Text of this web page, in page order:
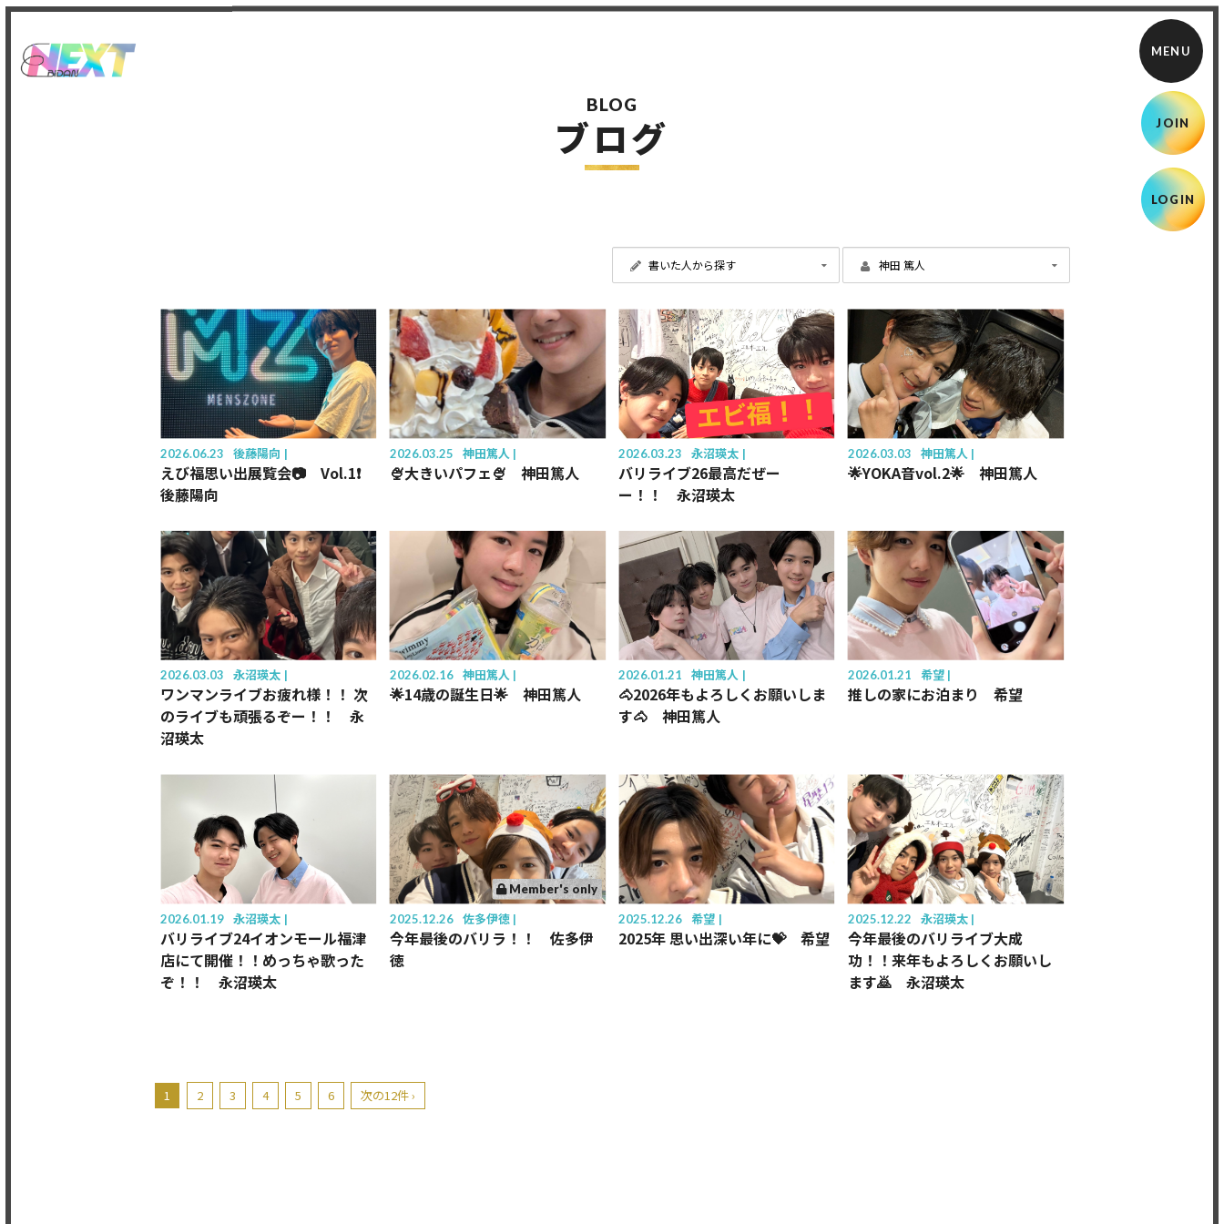
JOIN
LOGIN
BLOG
ブログ
2026.06.23 後藤陽向
えび福思い出展覧会📷 Vol.1❗️
後藤陽向
2026.03.25 神田篤人
🍨大きいパフェ🍨 神田篤人
2026.03.23 永沼瑛太
バリライブ26最高だぜー
ー！！ 永沼瑛太
2026.03.03 神田篤人
🌟YOKA音vol.2🌟 神田篤人
2026.03.03 永沼瑛太
ワンマンライブお疲れ様！！ 次
のライブも頑張るぞー！！ 永
沼瑛太
2026.02.16 神田篤人
🌟14歳の誕生日🌟 神田篤人
2026.01.21 神田篤人
🐴2026年もよろしくお願いしま
す🐴 神田篤人
2026.01.21 希望
推しの家にお泊まり 希望
2026.01.19 永沼瑛太
バリライブ24イオンモール福津
店にて開催！！めっちゃ歌った
ぞ！！ 永沼瑛太
Member's only
2025.12.26 佐多伊徳
今年最後のバリラ！！ 佐多伊
徳
2025.12.26 希望
2025年 思い出深い年に💝 希望
2025.12.22 永沼瑛太
今年最後のバリライブ大成
功！！来年もよろしくお願いし
ます🙇 永沼瑛太
1 2 3 4 5 6 次の12件 ›